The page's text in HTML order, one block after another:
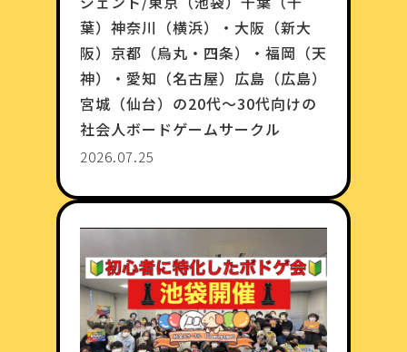
葉）神奈川（横浜）・大阪（新大
阪）京都（烏丸・四条）・福岡（天
神）・愛知（名古屋）広島（広島）
宮城（仙台）の20代〜30代向けの
社会人ボードゲームサークル
2026.07.25